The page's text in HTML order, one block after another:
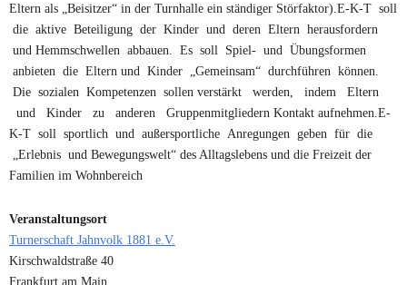
Eltern als „Beisitzer“ in der Turnhalle ein ständiger Störfaktor).E-K-T soll
die aktive Beteiligung der Kinder und deren Eltern herausfordern
und Hemmschwellen abbauen. Es soll Spiel- und Übungsformen
anbieten die Eltern und Kinder „Gemeinsam“ durchführen können.
Die sozialen Kompetenzen sollen verstärkt werden, indem Eltern
und Kinder zu anderen Gruppenmitgliedern Kontakt aufnehmen.E-
K-T soll sportlich und außersportliche Anregungen geben für die
„Erlebnis und Bewegungswelt“ des Alltagslebens und die Freizeit der
Familien im Wohnbereich
Veranstaltungsort
Turnerschaft Jahnvolk 1881 e.V.
Kirschwaldstraße 40
Frankfurt am Main